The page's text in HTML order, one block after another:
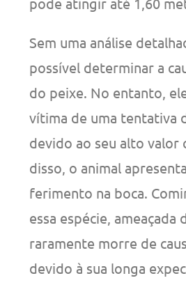
Sem uma análise
possível determinar a
do peixe. No entanto,
vítima de uma tentativa
devido ao seu alto valor
disso, o animal
ferimento na boca.
essa espécie, ameaçada
raramente morre de
devido à sua longa